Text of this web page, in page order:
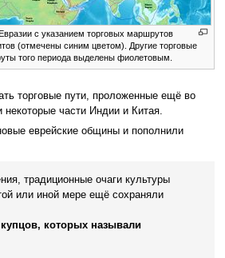
с указанием торговых маршрутов
(отмечены синим цветом). Другие торговые
того периода выделены фиолетовым.
торговые пути, проложенные ещё во
части Индии и Китая.
еврейские общины и пополнили
традиционные очаги культуры
или иной мере ещё сохраняли
которых называли